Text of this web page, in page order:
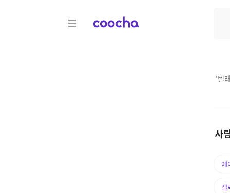
COOCHA
'텔
사
에
갤